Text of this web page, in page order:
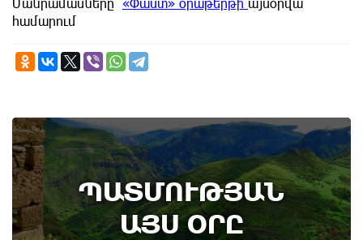
համարում
ՊԱՏՄՈՒԹՅԱՆ
ԱՅՍ ՕՐԸ
7th of August
Բոյակի ճակատամարտի օր. պատմության
այս օրը (7 օգոստոս)